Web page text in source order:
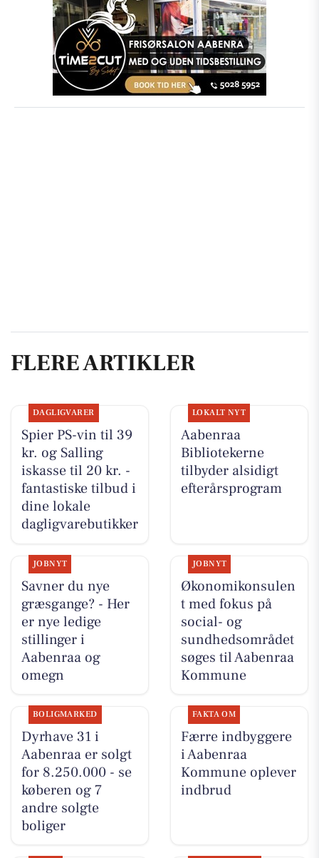
FLERE ARTIKLER
DAGLIGVARER
Spier PS-vin til 39
kr. og Salling
iskasse til 20 kr. -
fantastiske tilbud i
dine lokale
dagligvarebutikker
LOKALT NYT
Aabenraa
Bibliotekerne
tilbyder alsidigt
efterårsprogram
JOBNYT
Savner du nye
græsgange? - Her
er nye ledige
stillinger i
Aabenraa og
omegn
JOBNYT
Økonomikonsulen
t med fokus på
social- og
sundhedsområdet
søges til Aabenraa
Kommune
BOLIGMARKED
Dyrhave 31 i
Aabenraa er solgt
for 8.250.000 - se
køberen og 7
andre solgte
boliger
FAKTA OM
Færre indbyggere
i Aabenraa
Kommune oplever
indbrud